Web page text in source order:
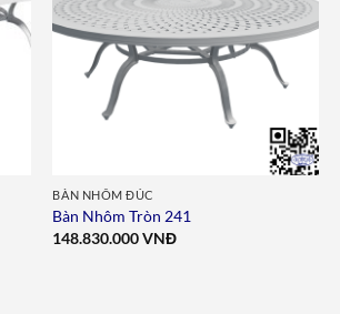
BÀN NHÔM ĐÚC
Bàn Nhôm Tròn 241
148.830.000VNĐ